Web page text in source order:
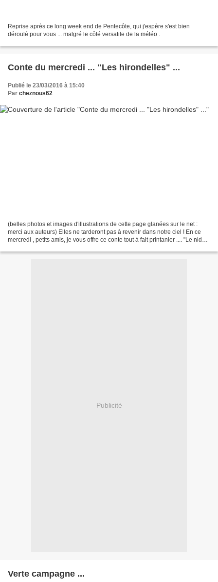
Reprise après ce long week end de Pentecôte, qui j'espère s'est bien
déroulé pour vous ... malgré le côté versatile de la météo .
Conte du mercredi ... "Les hirondelles" ...
Publié le 23/03/2016 à 15:40
Par cheznous62
(belles photos et images d'illustrations de cette page glanées sur le net :
merci aux auteurs) Elles ne tarderont pas à revenir dans notre ciel ! En ce
mercredi , petits amis, je vous offre ce conte tout à fait printanier .... "Le nid
Publicité
Verte campagne ...